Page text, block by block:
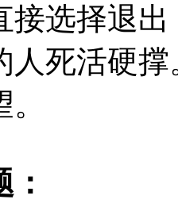
接选择退
人死活硬